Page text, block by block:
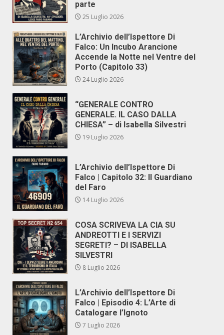
parte
25 Luglio 2026
L’Archivio dell’Ispettore Di
Falco: Un Incubo Arancione
Accende la Notte nel Ventre del
Porto (Capitolo 33)
24 Luglio 2026
“GENERALE CONTRO
GENERALE. IL CASO DALLA
CHIESA” – di Isabella Silvestri
19 Luglio 2026
L’Archivio dell’Ispettore Di
Falco | Capitolo 32: Il Guardiano
del Faro
14 Luglio 2026
COSA SCRIVEVA LA CIA SU
ANDREOTTI E I SERVIZI
SEGRETI? – DI ISABELLA
SILVESTRI
8 Luglio 2026
L’Archivio dell’Ispettore Di
Falco | Episodio 4: L’Arte di
Catalogare l’Ignoto
7 Luglio 2026